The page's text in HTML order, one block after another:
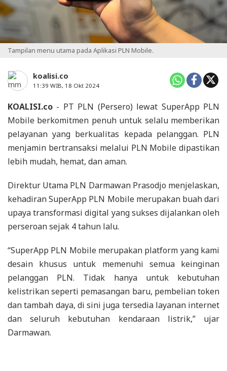
Tampilan menu utama pada Aplikasi PLN Mobile.
koalisi.co
11:39 WIB, 18 Okt 2024
KOALISI.co - PT PLN (Persero) lewat SuperApp PLN
Mobile berkomitmen penuh untuk selalu memberikan
pelayanan yang berkualitas kepada pelanggan. PLN
menjamin bertransaksi melalui PLN Mobile dipastikan
lebih mudah, hemat, dan aman.
Direktur Utama PLN Darmawan Prasodjo menjelaskan,
kehadiran SuperApp PLN Mobile merupakan buah dari
upaya transformasi digital yang sukses dijalankan oleh
perseroan sejak 4 tahun lalu.
“SuperApp PLN Mobile merupakan platform yang kami
desain khusus untuk memenuhi semua keinginan
pelanggan PLN. Tidak hanya untuk kebutuhan
kelistrikan seperti pemasangan baru, pembelian token
dan tambah daya, di sini juga tersedia layanan internet
dan seluruh kebutuhan kendaraan listrik,” ujar
Darmawan.